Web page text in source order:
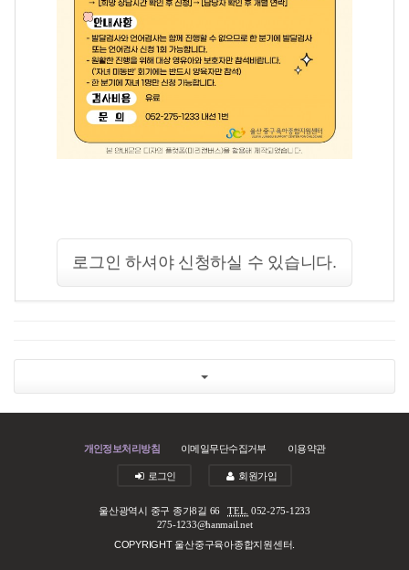
로그인 하셔야 신청하실 수 있습니다.
개인정보처리방침 이메일무단수집거부 이용약관
로그인 회원가입
울산광역시 중구 종가8길 66TEL. 052-275-1233
275-1233@hanmail.net
COPYRIGHT 울산중구육아종합지원센터.